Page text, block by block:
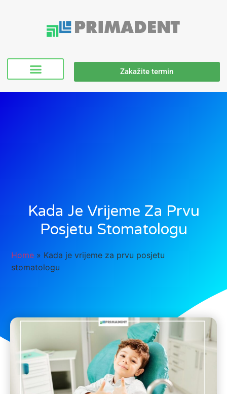
Zakažite termin
Kada Je Vrijeme Za Prvu
Posjetu Stomatologu
Home » Kada je vrijeme za prvu posjetu
stomatologu